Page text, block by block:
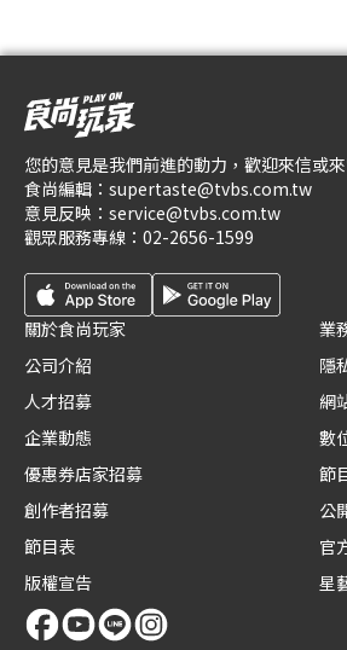
您的意見是我們前進的動力，歡迎來信或
食尚編輯： supertaste@tvbs.com.tw
意見反映： service@tvbs.com.tw
觀眾服務專線： 02-2656-1599
關於食尚玩家
公司介紹
人才招募
企業動態
優惠券店家招募
創作者招募
節目表
版權宣告
業
隱
網
數
節
公
官
星